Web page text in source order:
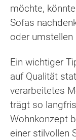
möchte,
Sofas
oder umstellen
Ein wichtiger
auf Qualität
verarbeitetes
trägt so
Wohnkonzept
einer stilvollen